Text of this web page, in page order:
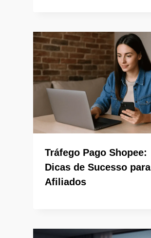
Tráfego Pago Shopee:
Dicas de Sucesso para
Afiliados